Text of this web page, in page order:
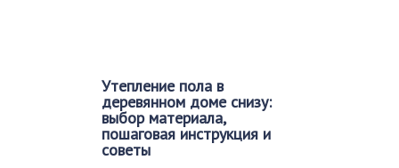
Утепление пола в
деревянном доме снизу:
выбор материала,
пошаговая инструкция и
советы